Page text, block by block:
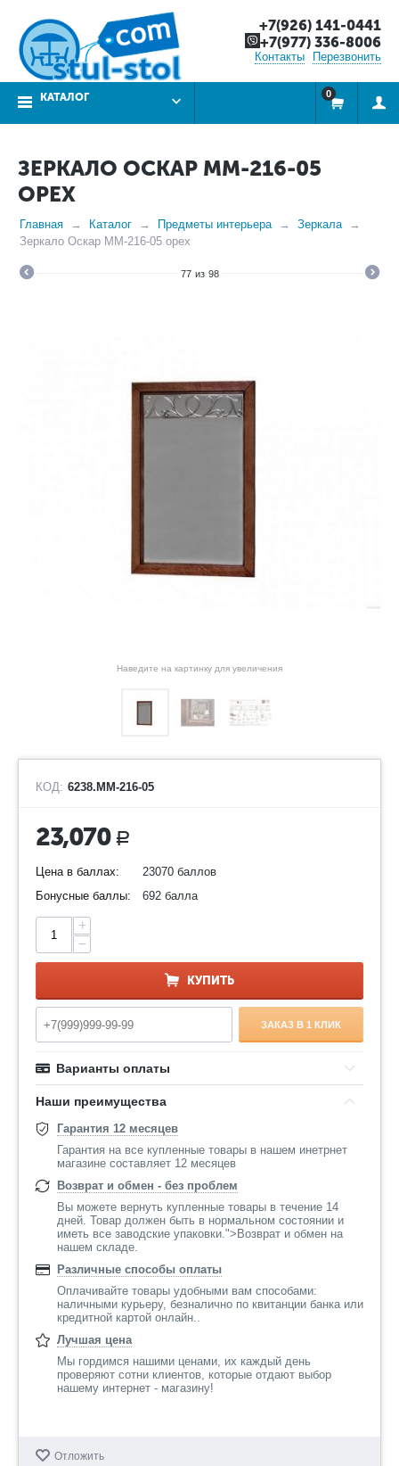
+7(926) 141-0441
+7(977) 336-8006
Контакты Перезвонить
КАТАЛОГ 0
ЗЕРКАЛО ОСКАР ММ-216-05
ОРЕХ
Главная Каталог Предметы интерьера
Зеркала
Зеркало Оскар ММ-216-05 орех
77 из 98
Наведите на картинку для увеличения
КОД: 6238.ММ-216-05
23,070 Р
Цена в баллах:
23070 баллов
Бонусные баллы:
692 балла
+
−
КУПИТЬ
ЗАКАЗ В 1 КЛИК
Варианты оплаты
Наши преимущества
Гарантия 12 месяцев
Гарантия на все купленные товары в нашем инетрнет
магазине составляет 12 месяцев
Возврат и обмен - без проблем
Вы можете вернуть купленные товары в течение 14
дней. Товар должен быть в нормальном состоянии и
иметь все заводские упаковки.">Возврат и обмен на
нашем складе.
Различные способы оплаты
Оплачивайте товары удобными вам способами:
наличными курьеру, безналично по квитанции банка или
кредитной картой онлайн..
Лучшая цена
Мы гордимся нашими ценами, их каждый день
проверяют сотни клиентов, которые отдают выбор
нашему интернет - магазину!
Отложить